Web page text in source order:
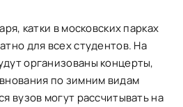
катки в московских парках
для всех студентов. На
организованы концерты,
по зимним видам
вузов могут рассчитывать на